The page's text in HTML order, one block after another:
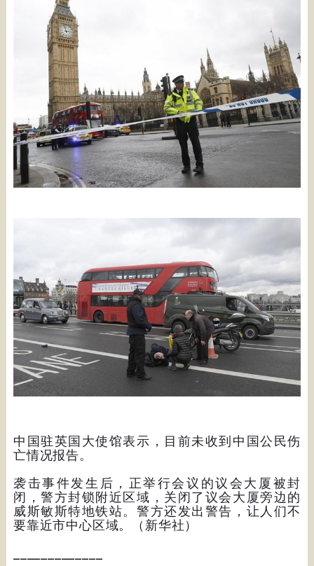
中国驻英国大使馆表示，目前未收到中国公民伤
亡情况报告。
袭击事件发生后，正举行会议的议会大厦被封
闭，警方封锁附近区域，关闭了议会大厦旁边的
威斯敏斯特地铁站。警方还发出警告，让人们不
要靠近市中心区域。（新华社）